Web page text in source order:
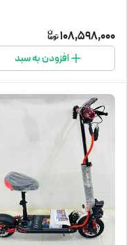
108,598,000
افزودن به سبد